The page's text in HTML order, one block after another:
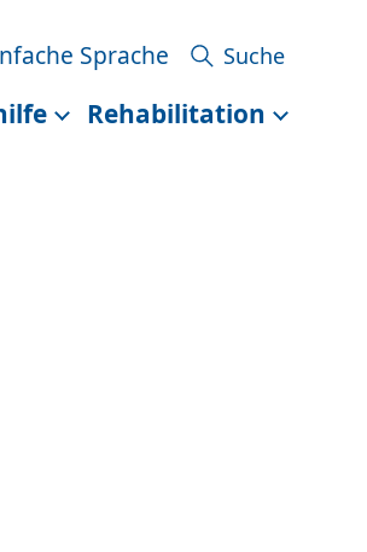
Sprache
Rehabilitation